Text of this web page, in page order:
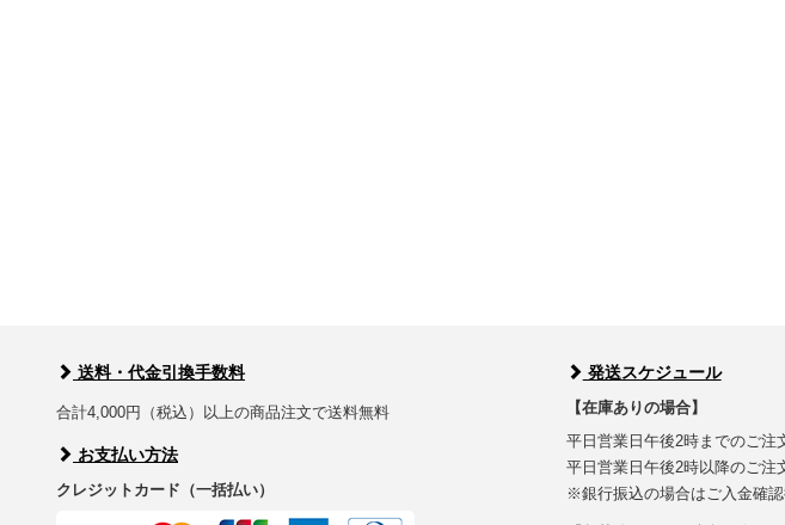
送料・代金引換手数料
合計4,000円（税込）以上の商品注文で送料無料
お支払い方法
クレジットカード（一括払い）
発送スケジュール
【在庫ありの場合】
平日営業日午後2時までのご注
平日営業日午後2時以降のご注
※銀行振込の場合はご入金確認